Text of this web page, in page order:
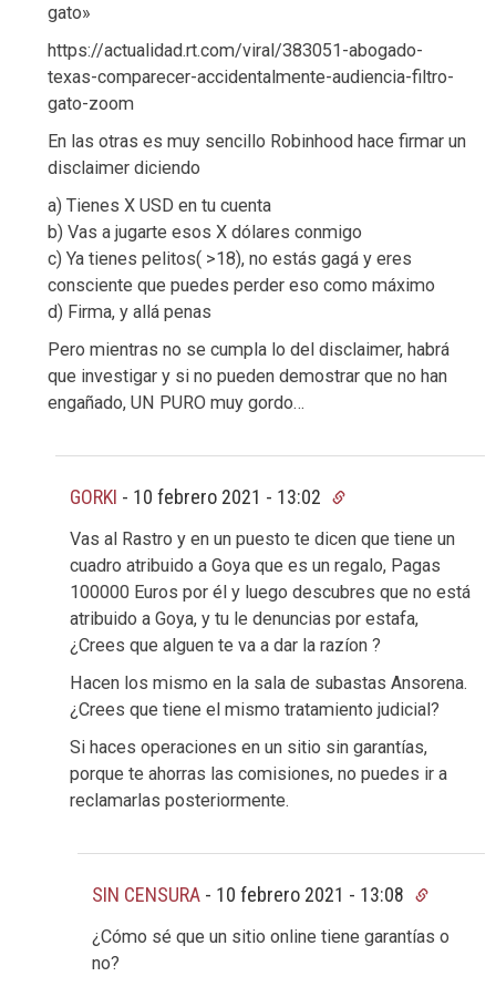
gato»
https://actualidad.rt.com/viral/383051-abogado-
texas-comparecer-accidentalmente-audiencia-filtro-
gato-zoom
En las otras es muy sencillo Robinhood hace firmar un
disclaimer diciendo
a) Tienes X USD en tu cuenta
b) Vas a jugarte esos X dólares conmigo
c) Ya tienes pelitos( >18), no estás gagá y eres
consciente que puedes perder eso como máximo
d) Firma, y allá penas
Pero mientras no se cumpla lo del disclaimer, habrá
que investigar y si no pueden demostrar que no han
engañado, UN PURO muy gordo…
GORKI - 10 febrero 2021 - 13:02
Vas al Rastro y en un puesto te dicen que tiene un
cuadro atribuido a Goya que es un regalo, Pagas
100000 Euros por él y luego descubres que no está
atribuido a Goya, y tu le denuncias por estafa,
¿Crees que alguen te va a dar la razíon ?
Hacen los mismo en la sala de subastas Ansorena.
¿Crees que tiene el mismo tratamiento judicial?
Si haces operaciones en un sitio sin garantías,
porque te ahorras las comisiones, no puedes ir a
reclamarlas posteriormente.
SIN CENSURA - 10 febrero 2021 - 13:08
¿Cómo sé que un sitio online tiene garantías o
no?